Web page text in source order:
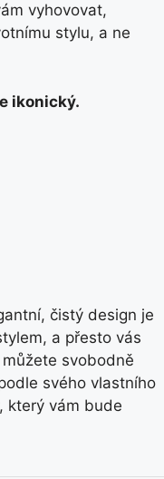
vyhovovat,
stylu, a ne
ikonický.
čistý design je
a přesto vás
svobodně
svého vlastního
který vám bude